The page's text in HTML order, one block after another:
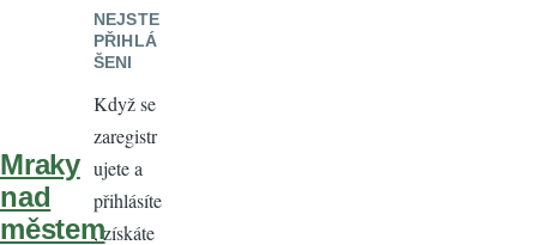
Mraky
nad
městem
NEJSTE
PŘIHLÁ
ŠENI
Když se
zaregistr
ujete a
přihlásíte
, získáte